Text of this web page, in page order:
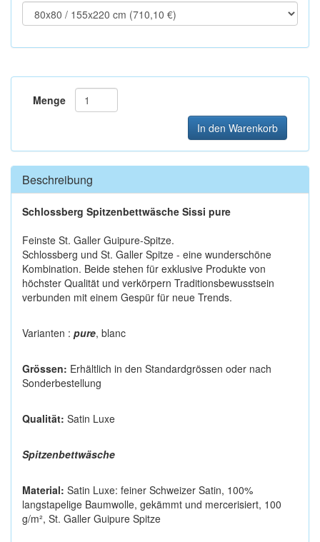
Menge
In den Warenkorb
Beschreibung
Schlossberg Spitzenbettwäsche Sissi pure
Feinste St. Galler Guipure-Spitze.
Schlossberg und St. Galler Spitze - eine wunderschöne
Kombination. Beide stehen für exklusive Produkte von
höchster Qualität und verkörpern Traditionsbewusstsein
verbunden mit einem Gespür für neue Trends.
Varianten : pure, blanc
Grössen: Erhältlich in den Standardgrössen oder nach
Sonderbestellung
Qualität: Satin Luxe
Spitzenbettwäsche
Material: Satin Luxe: feiner Schweizer Satin, 100%
langstapelige Baumwolle, gekämmt und mercerisiert, 100
g/m², St. Galler Guipure Spitze